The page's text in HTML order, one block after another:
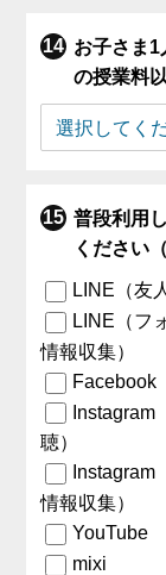
お子さま1
の授業料
普段利用
ください
LINE（友
LINE（フ
情報収集）
Facebook
Instagram
聴）
情報収集）
YouTube
mixi